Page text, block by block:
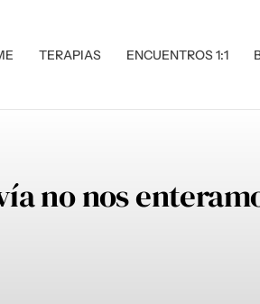
TERAPIAS ENCUENTROS 1:1
no nos